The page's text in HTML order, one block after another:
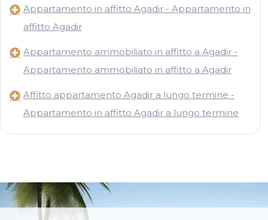
Appartamento in affitto Agadir - Appartamento in
affitto Agadir
Appartamento ammobiliato in affitto a Agadir -
Appartamento ammobiliato in affitto a Agadir
Affitto appartamento Agadir a lungo termine -
Appartamento in affitto Agadir a lungo termine